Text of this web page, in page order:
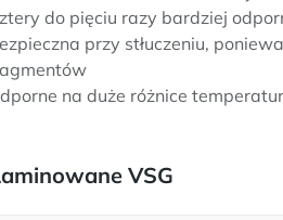
do pięciu razy bardziej
przy stłuczeniu,
na duże różnice temperatur
VSG